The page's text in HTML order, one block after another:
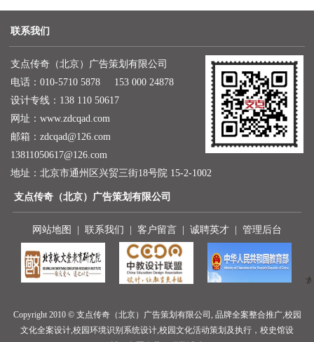
联系我们
支点传奇（北京）广告策划有限公司
电话：010-5710 5878 153 000 24878
设计专线：138 110 50617
网址：www.zdcqad.com
邮箱：zdcqad@126.com
13811050617@126.com
地址：北京市通州区兴贸三街18号院 15-2-1002
支点传奇（北京）广告策划有限公司
网站地图 联系我们 客户留言 诚聘英才 管理后台
Copyright 2010 © 支点传奇（北京）广告策划有限公司, 品牌全案整合推广,校园
文化全案设计,校园环境识别系统设计,校园文化活动策划及执行，校史馆设